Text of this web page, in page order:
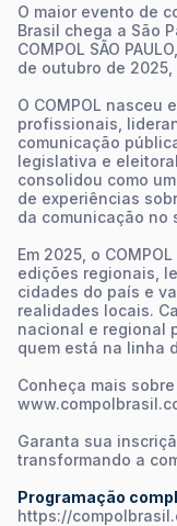
O maior evento de
Brasil chega a São
COMPOL SÃO
de outubro de 2025,
O COMPOL nasceu
profissionais,
comunicação
legislativa e
consolidou como
de experiências
da comunicação no
Em 2025, o
edições regionais,
cidades do país e
realidades locais.
nacional e regional
quem está na linha
Conheça mais
Garanta sua
transformando a
Programação
https://